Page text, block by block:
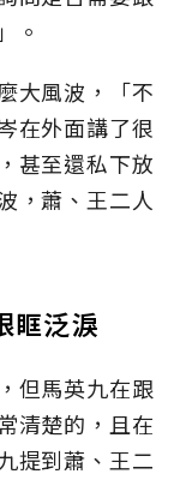
。
大風波，「不
在外面講了很
甚至還私下放
，蕭、王二人
眶泛淚
但馬英九在跟
清楚的，且在
提到蕭、王二